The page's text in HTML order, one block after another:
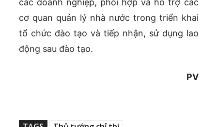
các doanh nghiệp, phối hợp và hỗ trợ các
cơ quan quản lý nhà nước trong triển khai
tổ chức đào tạo và tiếp nhận, sử dụng lao
động sau đào tạo.
PV